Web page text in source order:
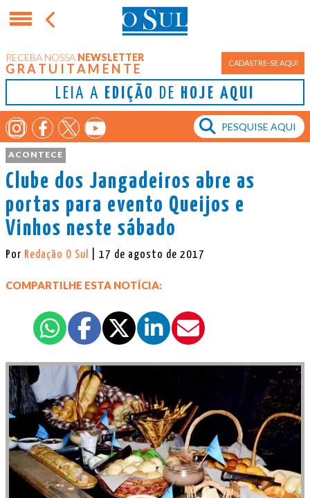
RECEBA NOSSA NEWSLETTER
GRATUITAMENTE CADASTRE-SE AQUI
LEIA A EDIÇÃO DE HOJE AQUI
ACONTECE
Clube dos Jangadeiros abre as
portas para evento Queijos e
Vinhos neste sábado
Por Redação O Sul | 17 de agosto de 2017
COMPARTILHE ESTA NOTÍCIA: